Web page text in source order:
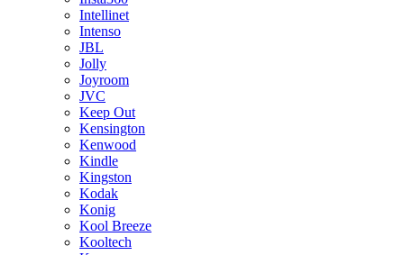
Intellinet
Intenso
JBL
Jolly
Joyroom
JVC
Keep Out
Kensington
Kenwood
Kindle
Kingston
Kodak
Konig
Kool Breeze
Kooltech